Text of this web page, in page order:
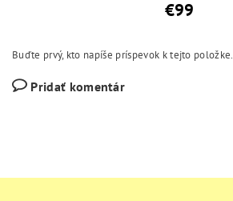
€99
Buďte prvý, kto napíše príspevok k tejto položke.
Pridať komentár